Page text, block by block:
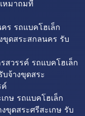
หมาถมที่
ร รถแบคโฮเล็ก
ขุดสระสกลนคร รับ
สวรรค์ รถแบคโฮเล็ก
จ้างขุดสระ
ค์
กษ รถแบคโฮเล็ก
ขุดสระศรีสะเกษ รับ